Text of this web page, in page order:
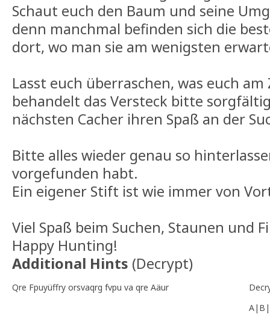
Schaut euch den Baum und seine
denn manchmal befinden sich die
dort, wo man sie am wenigsten
Lasst euch überraschen, was euch
behandelt das Versteck bitte
nächsten Cacher ihren Spaß an der
Bitte alles wieder genau so
vorgefunden habt.
Ein eigener Stift ist wie immer von
Viel Spaß beim Suchen, Staunen und
Happy Hunting!
Additional Hints (Decrypt)
Qre Fpuyüffry orsvaqrg fvpu va qre Aäur